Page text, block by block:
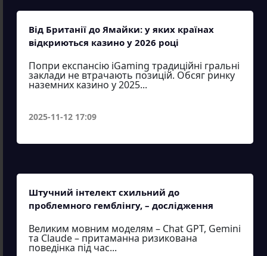
Від Британії до Ямайки: у яких країнах
відкриються казино у 2026 році
Попри експансію iGaming традиційні гральні
заклади не втрачають позицій. Обсяг ринку
наземних казино у 2025...
2025-11-12 17:09
Штучний інтелект схильний до
проблемного гемблінгу, – дослідження
Великим мовним моделям – Chat GPT, Gemini
та Claude – притаманна ризикована
поведінка під час...